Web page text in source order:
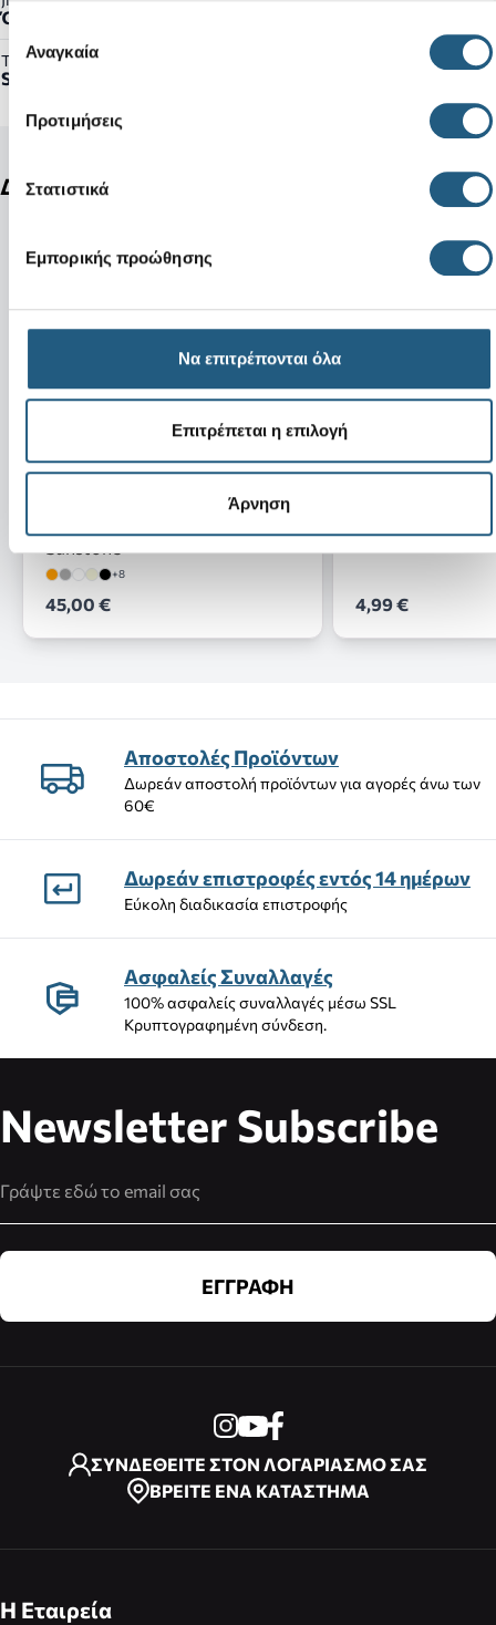
Επιλογή
συγκατάθεσης
Αναγκαία
Προτιμήσεις
Στατιστικά
Εμπορικής προώθησης
Να επιτρέπονται όλα
Επιτρέπεται η επιλογή
Άρνηση
Όχι
Τύπος Προϊόντος:
Sandals
Δείτε ακόμη
Sunstone
+8
45,00 €
Textured Soccer
4,99 €
Αποστολές Προϊόντων
Δωρεάν αποστολή προϊόντων για αγορές άνω των
60€
Δωρεάν επιστροφές εντός 14 ημέρων
Εύκολη διαδικασία επιστροφής
Ασφαλείς Συναλλαγές
100% ασφαλείς συναλλαγές μέσω SSL
Κρυπτογραφημένη σύνδεση.
Newsletter Subscribe
ΕΓΓΡΑΦΗ
ΣΥΝΔΕΘΕΙΤΕ ΣΤΟΝ ΛΟΓΑΡΙΑΣΜΟ ΣΑΣ
ΒΡΕΙΤΕ ΕΝΑ ΚΑΤΑΣΤΗΜΑ
Η Εταιρεία